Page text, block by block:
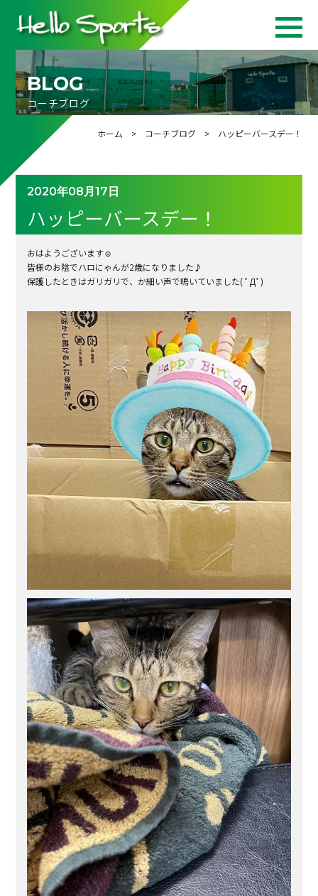
BLOG
コーチブログ
ホーム > コーチブログ> ハッピーバースデー！
2020年08月17日
ハッピーバースデー！
おはようございます☺
皆様のお陰でハロにゃんが2歳になりました♪
保護したときはガリガリで、か細い声で鳴いていました( ﾟДﾟ)